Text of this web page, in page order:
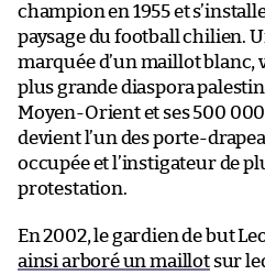
champion en 1955 et
paysage du football chilien.
marquée d’un maillot blanc,
plus grande diaspora
Moyen-Orient et ses 500
devient l’un des porte-
occupée et l’instigateur de
protestation.
En 2002, le gardien de but
ainsi arboré un maillotsur